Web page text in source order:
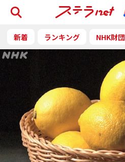
検索
新着 ランキング NHK財団